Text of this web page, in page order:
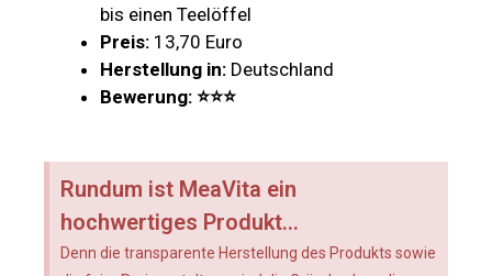
bis einen Teelöffel
Preis: 13,70 Euro
Herstellung in: Deutschland
Bewerung: ⭐⭐⭐
Rundum ist MeaVita ein
hochwertiges Produkt...
Denn die transparente Herstellung des Produkts sowie